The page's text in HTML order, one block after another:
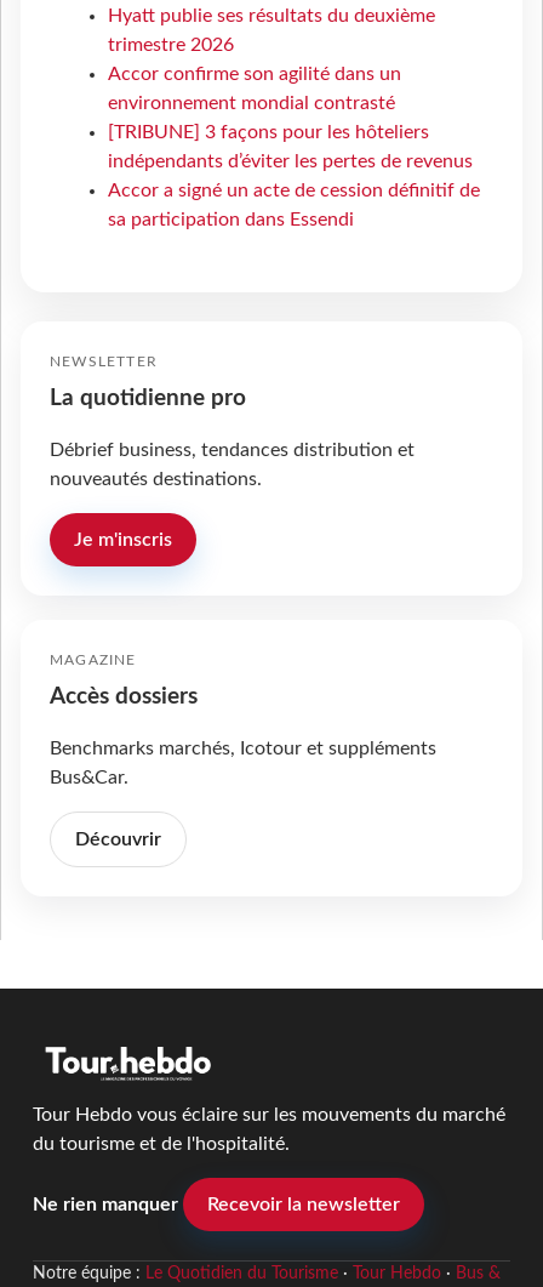
Hyatt publie ses résultats du deuxième
trimestre 2026
Accor confirme son agilité dans un
environnement mondial contrasté
[TRIBUNE] 3 façons pour les hôteliers
indépendants d’éviter les pertes de revenus
Accor a signé un acte de cession définitif de
sa participation dans Essendi
NEWSLETTER
La quotidienne pro
Débrief business, tendances distribution et
nouveautés destinations.
Je m'inscris
MAGAZINE
Accès dossiers
Benchmarks marchés, Icotour et suppléments
Bus&Car.
Découvrir
Tour Hebdo vous éclaire sur les mouvements du marché
du tourisme et de l'hospitalité.
Ne rien manquer Recevoir la newsletter
Notre équipe : Le Quotidien du Tourisme· Tour Hebdo· Bus &